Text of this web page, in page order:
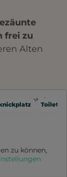
frei zu
Alten
Inhalte
zu können,